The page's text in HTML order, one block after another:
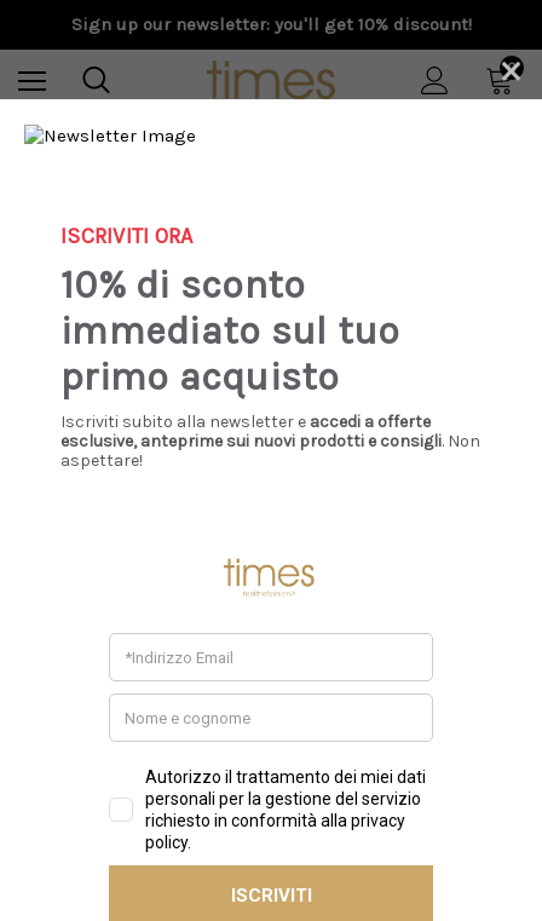
Sign up our newsletter: you'll get 10% discount!
0
Home
×
ISCRIVITI ORA
10% di sconto
immediato sul tuo
primo acquisto
Iscriviti subito alla newsletter e accedi a offerte
esclusive, anteprime sui nuovi prodotti e consigli. Non
aspettare!